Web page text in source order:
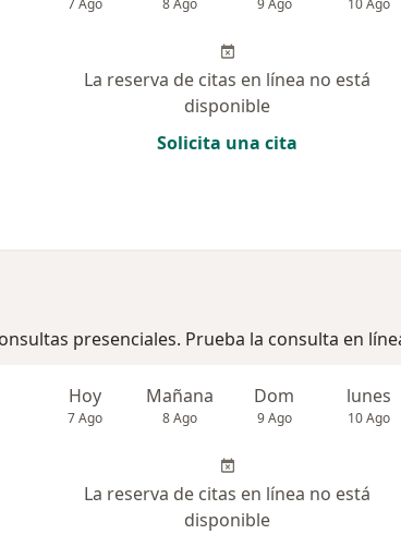
7 Ago 8 Ago 9 Ago 10 Ago
La reserva de citas en línea no está
disponible
Solicita una cita
presenciales. Prueba la consulta en
Hoy
7 Ago
Mañana
8 Ago
Dom
9 Ago
lunes
10 Ago
La reserva de citas en línea no está
disponible